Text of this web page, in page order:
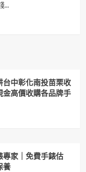
...
中彰化南投苗栗收
高價收購各品牌手
家｜免費手錶估
養